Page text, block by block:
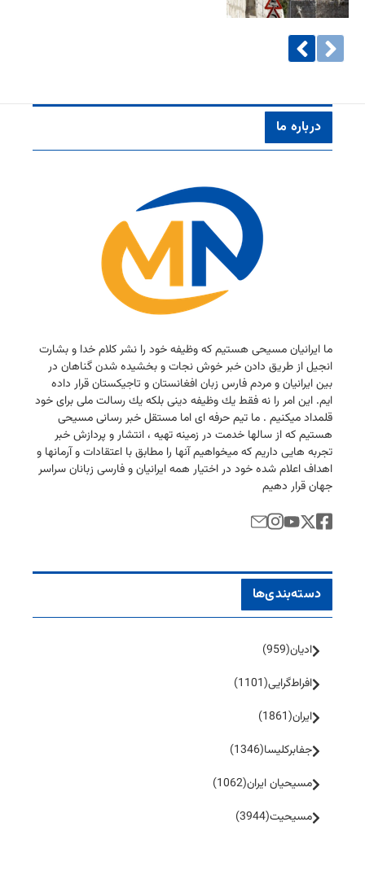
درباره ما
ما ایرانیان مسیحی هستیم كه وظیفه خود را نشر كلام خدا و بشارت
انجیل از طریق دادن خبر خوش نجات و بخشیده شدن گناهان در
بین ایرانیان و مردم فارس زبان افغانستان و تاجیكستان قرار داده
ایم. این امر را نه فقط یك وظیفه دینی بلكه یك رسالت ملی برای خود
قلمداد میكنیم . ما تیم حرفه ای اما مستقل خبر رسانی مسیحی
هستیم كه از سالها خدمت در زمینه تهیه ، انتشار و پردازش خبر
تجربه هایی داریم كه میخواهیم آنها را مطابق با اعتقادات و آرمانها و
اهداف اعلام شده خود در اختیار همه ایرانیان و فارسی زبانان سراسر
جهان قرار دهیم
دسته‌بندی‌ها
ادیان(959)
افراط‌گرایی(1101)
ایران(1861)
جفا‌بر‌کلیسا(1346)
مسیحیان ایران(1062)
مسیحیت(3944)